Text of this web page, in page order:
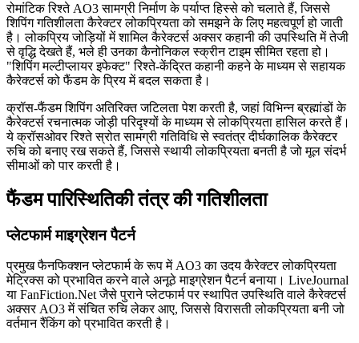
रोमांटिक रिश्ते AO3 सामग्री निर्माण के पर्याप्त हिस्से को चलाते हैं, जिससे
शिपिंग गतिशीलता कैरेक्टर लोकप्रियता को समझने के लिए महत्वपूर्ण हो जाती
है। लोकप्रिय जोड़ियों में शामिल कैरेक्टर्स अक्सर कहानी की उपस्थिति में तेजी
से वृद्धि देखते हैं, भले ही उनका कैनोनिकल स्क्रीन टाइम सीमित रहता हो।
"शिपिंग मल्टीप्लायर इफेक्ट" रिश्ते-केंद्रित कहानी कहने के माध्यम से सहायक
कैरेक्टर्स को फैंडम के प्रिय में बदल सकता है।
क्रॉस-फैंडम शिपिंग अतिरिक्त जटिलता पेश करती है, जहां विभिन्न ब्रह्मांडों के
कैरेक्टर्स रचनात्मक जोड़ी परिदृश्यों के माध्यम से लोकप्रियता हासिल करते हैं।
ये क्रॉसओवर रिश्ते स्रोत सामग्री गतिविधि से स्वतंत्र दीर्घकालिक कैरेक्टर
रुचि को बनाए रख सकते हैं, जिससे स्थायी लोकप्रियता बनती है जो मूल संदर्भ
सीमाओं को पार करती है।
फैंडम पारिस्थितिकी तंत्र की गतिशीलता
प्लेटफार्म माइग्रेशन पैटर्न
प्रमुख फैनफिक्शन प्लेटफार्म के रूप में AO3 का उदय कैरेक्टर लोकप्रियता
मेट्रिक्स को प्रभावित करने वाले अनूठे माइग्रेशन पैटर्न बनाया। LiveJournal
या FanFiction.Net जैसे पुराने प्लेटफार्म पर स्थापित उपस्थिति वाले कैरेक्टर्स
अक्सर AO3 में संचित रुचि लेकर आए, जिससे विरासती लोकप्रियता बनी जो
वर्तमान रैंकिंग को प्रभावित करती है।